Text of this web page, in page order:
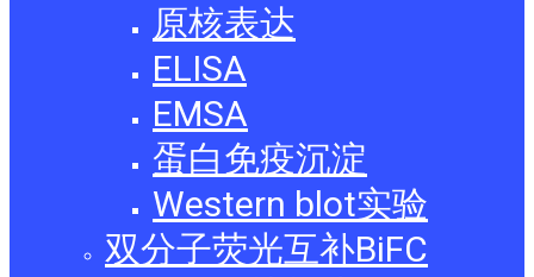
原核表达
ELISA
EMSA
蛋白免疫沉淀
Western blot实验
双分子荧光互补BiFC